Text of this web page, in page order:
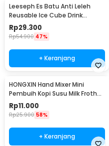
Leeseph Es Batu Anti Leleh
Reusable Ice Cube Drink
Stainless Steel 304 6 PCS -
W0043
Rp29.300
Rp54.900 47%
+ Keranjang
HONGXIN Hand Mixer Mini
Pembuih Kopi Susu Milk Frother
Battery Power - MS-3089
Rp11.000
Rp25.900 58%
+ Keranjang